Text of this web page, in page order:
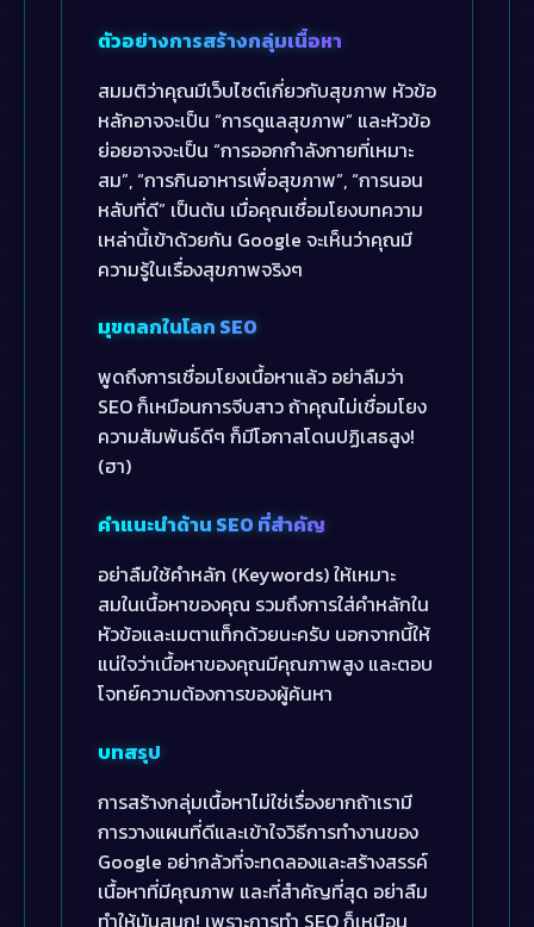
ตัวอย่างการสร้างกลุ่มเนื้อหา
สมมติว่าคุณมีเว็บไซต์เกี่ยวกับสุขภาพ หัวข้อ
หลักอาจจะเป็น “การดูแลสุขภาพ” และหัวข้อ
ย่อยอาจจะเป็น “การออกกำลังกายที่เหมาะ
สม”, “การกินอาหารเพื่อสุขภาพ”, “การนอน
หลับที่ดี” เป็นต้น เมื่อคุณเชื่อมโยงบทความ
เหล่านี้เข้าด้วยกัน Google จะเห็นว่าคุณมี
ความรู้ในเรื่องสุขภาพจริงๆ
มุขตลกในโลก SEO
พูดถึงการเชื่อมโยงเนื้อหาแล้ว อย่าลืมว่า
SEO ก็เหมือนการจีบสาว ถ้าคุณไม่เชื่อมโยง
ความสัมพันธ์ดีๆ ก็มีโอกาสโดนปฏิเสธสูง!
(ฮา)
คำแนะนำด้าน SEO ที่สำคัญ
อย่าลืมใช้คำหลัก (Keywords) ให้เหมาะ
สมในเนื้อหาของคุณ รวมถึงการใส่คำหลักใน
หัวข้อและเมตาแท็กด้วยนะครับ นอกจากนี้ให้
แน่ใจว่าเนื้อหาของคุณมีคุณภาพสูง และตอบ
โจทย์ความต้องการของผู้ค้นหา
บทสรุป
การสร้างกลุ่มเนื้อหาไม่ใช่เรื่องยากถ้าเรามี
การวางแผนที่ดีและเข้าใจวิธีการทำงานของ
Google อย่ากลัวที่จะทดลองและสร้างสรรค์
เนื้อหาที่มีคุณภาพ และที่สำคัญที่สุด อย่าลืม
ทำให้มันสนุก! เพราะการทำ SEO ก็เหมือน